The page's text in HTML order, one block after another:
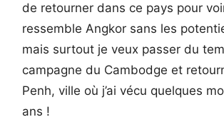
de retourner dans ce pays pour
ressemble Angkor sans les
mais surtout je veux passer du
campagne du Cambodge et
Penh, ville où j’ai vécu quelques
ans !